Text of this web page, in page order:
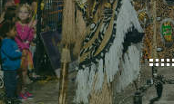
today